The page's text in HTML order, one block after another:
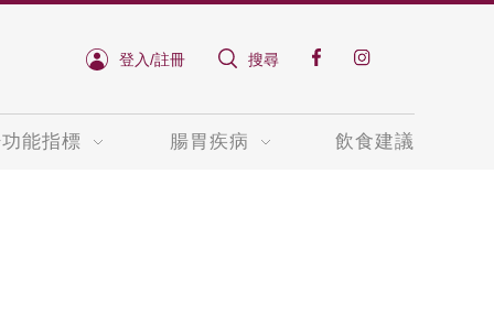
登入/註冊 搜尋
能指標 腸胃疾病 飲食建議